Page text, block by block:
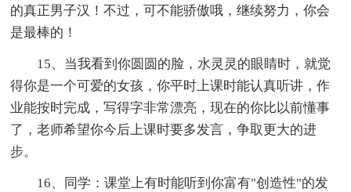
的真正男子汉！不过，可不能骄傲哦，继续努力，你会
是最棒的！
15、当我看到你圆圆的脸，水灵灵的眼睛时，就觉
得你是一个可爱的女孩，你平时上课时能认真听讲，作
业能按时完成，写得字非常漂亮，现在的你比以前懂事
了，老师希望你今后上课时要多发言，争取更大的进
步。
16、同学：课堂上有时能听到你富有"创造性"的发